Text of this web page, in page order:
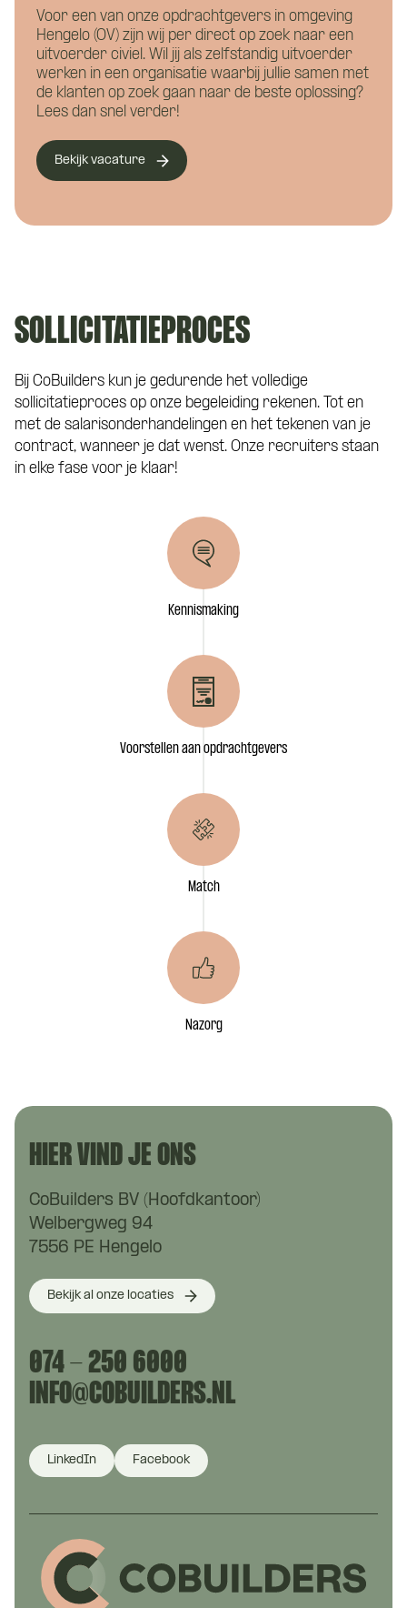
Voor een van onze opdrachtgevers in omgeving
Hengelo (OV) zijn wij per direct op zoek naar een
uitvoerder civiel. Wil jij als zelfstandig uitvoerder
werken in een organisatie waarbij jullie samen met
de klanten op zoek gaan naar de beste oplossing?
Lees dan snel verder!
Bekijk vacature
SOLLICITATIEPROCES
Bij CoBuilders kun je gedurende het volledige
sollicitatieproces op onze begeleiding rekenen. Tot en
met de salarisonderhandelingen en het tekenen van je
contract, wanneer je dat wenst. Onze recruiters staan
in elke fase voor je klaar!
Kennismaking
Voorstellen aan opdrachtgevers
Match
Nazorg
HIER VIND JE ONS
CoBuilders BV (Hoofdkantoor)
Welbergweg 94
7556 PE Hengelo
Bekijk al onze locaties
074 - 250 6000
INFO@COBUILDERS.NL
LinkedIn Facebook